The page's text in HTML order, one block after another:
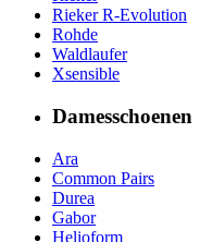
Rieker R-Evolution
Rohde
Waldlaufer
Xsensible
Damesschoenen
Ara
Common Pairs
Durea
Gabor
Helioform